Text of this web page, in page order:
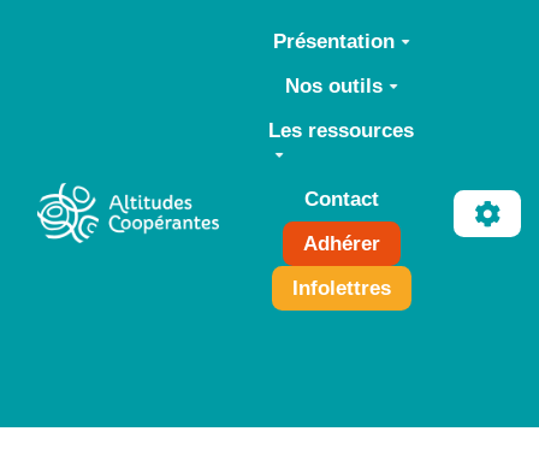
Aller au contenu principal
Présentation
Nos outils
Les ressources
Contact
Adhérer
Infolettres